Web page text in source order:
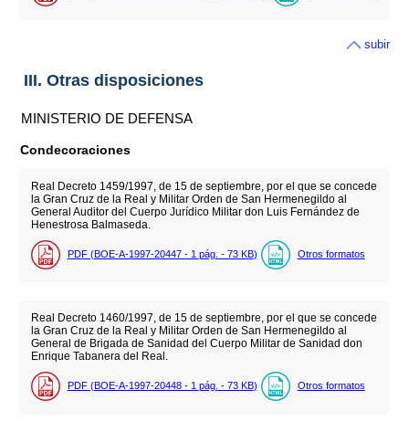
subir
III. Otras disposiciones
MINISTERIO DE DEFENSA
Condecoraciones
Real Decreto 1459/1997, de 15 de septiembre, por el que se concede
la Gran Cruz de la Real y Militar Orden de San Hermenegildo al
General Auditor del Cuerpo Jurídico Militar don Luis Fernández de
Henestrosa Balmaseda.
PDF (BOE-A-1997-20447 - 1 pág. - 73 KB) Otros formatos
Real Decreto 1460/1997, de 15 de septiembre, por el que se concede
la Gran Cruz de la Real y Militar Orden de San Hermenegildo al
General de Brigada de Sanidad del Cuerpo Militar de Sanidad don
Enrique Tabanera del Real.
PDF (BOE-A-1997-20448 - 1 pág. - 73 KB) Otros formatos